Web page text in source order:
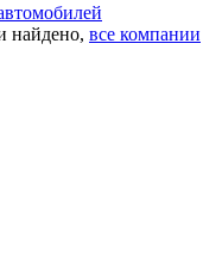
найдено, все компании